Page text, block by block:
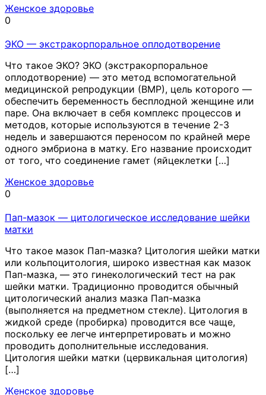
Женское здоровье
0
ЭКО — экстракорпоральное оплодотворение
Что такое ЭКО? ЭКО (экстракорпоральное
оплодотворение) — это метод вспомогательной
медицинской репродукции (ВМР), цель которого —
обеспечить беременность бесплодной женщине или
паре. Она включает в себя комплекс процессов и
методов, которые используются в течение 2-3
недель и завершаются переносом по крайней мере
одного эмбриона в матку. Его название происходит
от того, что соединение гамет (яйцеклетки […]
Женское здоровье
0
Пап-мазок — цитологическое исследование шейки
матки
Что такое мазок Пап-мазка? Цитология шейки матки
или кольпоцитология, широко известная как мазок
Пап-мазка, — это гинекологический тест на рак
шейки матки. Традиционно проводится обычный
цитологический анализ мазка Пап-мазка
(выполняется на предметном стекле). Цитология в
жидкой среде (пробирка) проводится все чаще,
поскольку ее легче интерпретировать и можно
проводить дополнительные исследования.
Цитология шейки матки (цервикальная цитология)
[…]
Женское здоровье